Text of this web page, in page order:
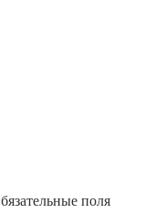
поля